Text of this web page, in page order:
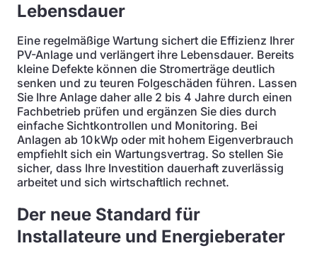
Lebensdauer
Eine regelmäßige Wartung sichert die Effizienz Ihrer
PV-Anlage und verlängert ihre Lebensdauer. Bereits
kleine Defekte können die Stromerträge deutlich
senken und zu teuren Folgeschäden führen. Lassen
Sie Ihre Anlage daher alle 2 bis 4 Jahre durch einen
Fachbetrieb prüfen und ergänzen Sie dies durch
einfache Sichtkontrollen und Monitoring. Bei
Anlagen ab 10 kWp oder mit hohem Eigenverbrauch
empfiehlt sich ein Wartungsvertrag. So stellen Sie
sicher, dass Ihre Investition dauerhaft zuverlässig
arbeitet und sich wirtschaftlich rechnet.
Der neue Standard für
Installateure und Energieberater